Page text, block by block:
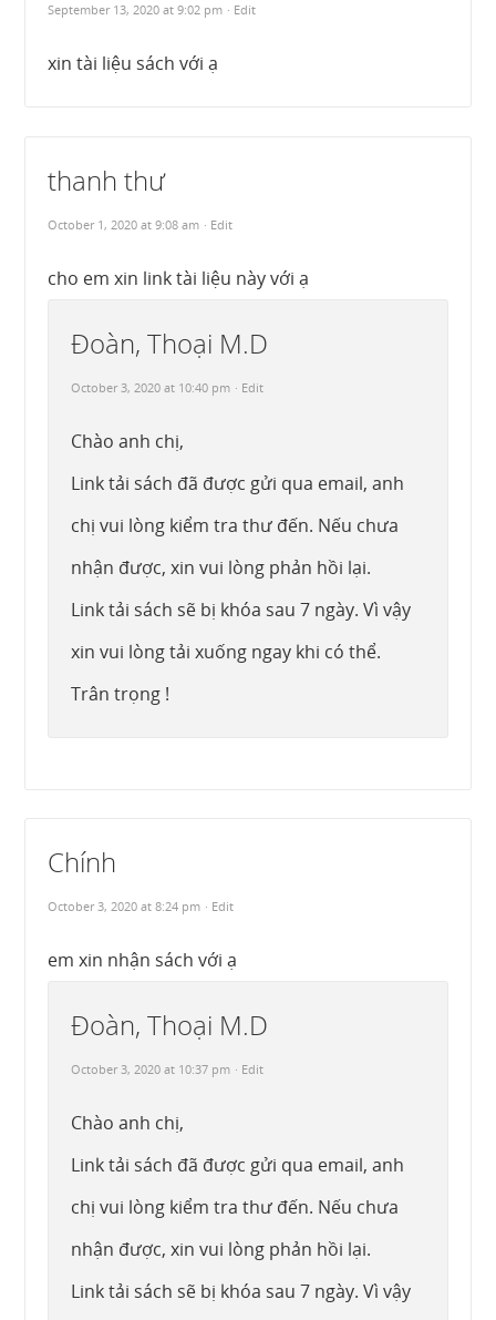
September 13, 2020 at 9:02 pm · Edit
xin tài liệu sách với ạ
thanh thư
October 1, 2020 at 9:08 am · Edit
cho em xin link tài liệu này với ạ
Đoàn, Thoại M.D
October 3, 2020 at 10:40 pm · Edit
Chào anh chị,
Link tải sách đã được gửi qua email, anh
chị vui lòng kiểm tra thư đến. Nếu chưa
nhận được, xin vui lòng phản hồi lại.
Link tải sách sẽ bị khóa sau 7 ngày. Vì vậy
xin vui lòng tải xuống ngay khi có thể.
Trân trọng !
Chính
October 3, 2020 at 8:24 pm · Edit
em xin nhận sách với ạ
Đoàn, Thoại M.D
October 3, 2020 at 10:37 pm · Edit
Chào anh chị,
Link tải sách đã được gửi qua email, anh
chị vui lòng kiểm tra thư đến. Nếu chưa
nhận được, xin vui lòng phản hồi lại.
Link tải sách sẽ bị khóa sau 7 ngày. Vì vậy